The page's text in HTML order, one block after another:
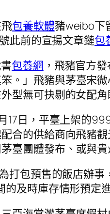
包養軟體豬weibo下
此前的宣揚文章鏈包
包養網 ，飛豬官方
。」飛豬與茅臺宋
型無可抉剔的女配
17日，平臺上架的
合的供給商向飛豬
臺團體發布、或與
打包預售的飯店辦
的及時庫存情形預定